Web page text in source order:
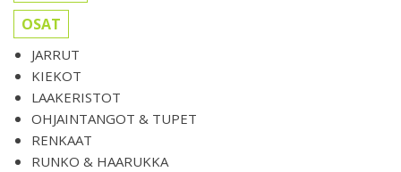
OSAT
JARRUT
KIEKOT
LAAKERISTOT
OHJAINTANGOT & TUPET
RENKAAT
RUNKO & HAARUKKA